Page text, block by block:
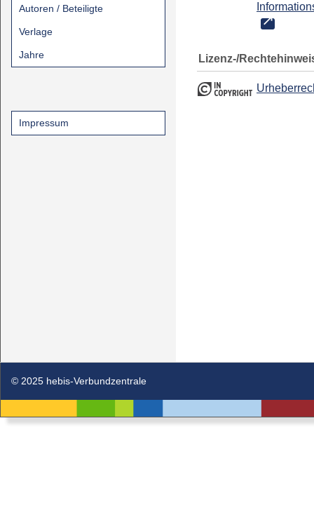
Autoren / Beteiligte
Verlage
Jahre
Impressum
Lizenz-/
© 2025 hebis-Verbundzentrale